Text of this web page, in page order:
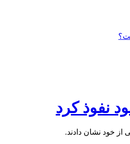
نفوذ کرد
خود نشان دادند.